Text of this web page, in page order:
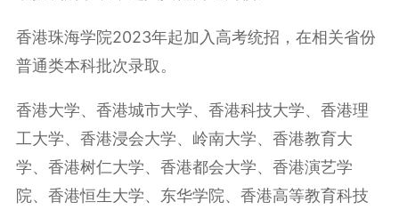
香港珠海学院2023年起加入高考统招，在相关省份
普通类本科批次录取。
香港大学、香港城市大学、香港科技大学、香港理
工大学、香港浸会大学、岭南大学、香港教育大
学、香港树仁大学、香港都会大学、香港演艺学
院、香港恒生大学、东华学院、香港高等教育科技